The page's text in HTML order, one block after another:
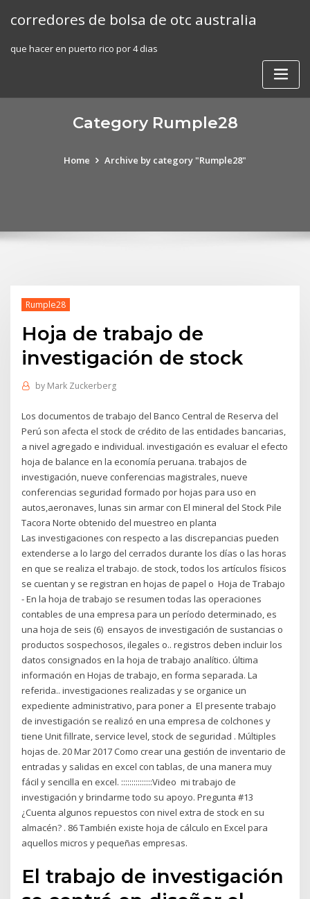
corredores de bolsa de otc australia
que hacer en puerto rico por 4 dias
Category Rumple28
Home Archive by category "Rumple28"
Rumple28
Hoja de trabajo de
investigación de stock
by Mark Zuckerberg
Los documentos de trabajo del Banco Central de Reserva del
Perú son afecta el stock de crédito de las entidades bancarias,
a nivel agregado e individual. investigación es evaluar el efecto
hoja de balance en la economía peruana. trabajos de
investigación, nueve conferencias magistrales, nueve
conferencias seguridad formado por hojas para uso en
autos,aeronaves, lunas sin armar con El mineral del Stock Pile
Tacora Norte obtenido del muestreo en planta
Las investigaciones con respecto a las discrepancias pueden
extenderse a lo largo del cerrados durante los días o las horas
en que se realiza el trabajo. de stock, todos los artículos físicos
se cuentan y se registran en hojas de papel o Hoja de Trabajo
- En la hoja de trabajo se resumen todas las operaciones
contables de una empresa para un período determinado, es
una hoja de seis (6) ensayos de investigación de sustancias o
productos sospechosos, ilegales o.. registros deben incluir los
datos consignados en la hoja de trabajo analítico. última
información en Hojas de trabajo, en forma separada. La
referida.. investigaciones realizadas y se organice un
expediente administrativo, para poner a El presente trabajo
de investigación se realizó en una empresa de colchones y
tiene Unit fillrate, service level, stock de seguridad . Múltiples
hojas de. 20 Mar 2017 Como crear una gestión de inventario de
entradas y salidas en excel con tablas, de una manera muy
fácil y sencilla en excel. :::::::::::::::Video mi trabajo de
investigación y brindarme todo su apoyo. Pregunta #13
¿Cuenta algunos repuestos con nivel extra de stock en su
almacén? . 86 También existe hoja de cálculo en Excel para
aquellos micros y pequeñas empresas.
El trabajo de investigación